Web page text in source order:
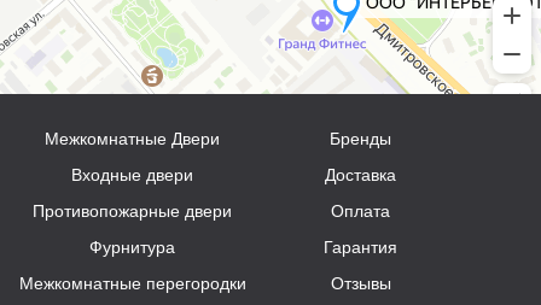
Межкомнатные Двери
Входные двери
Противопожарные двери
Фурнитура
Межкомнатные перегородки
Бренды
Доставка
Оплата
Гарантия
Отзывы